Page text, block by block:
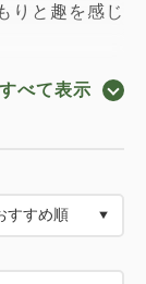
りと趣を感じ
海とともに、
すべて表示